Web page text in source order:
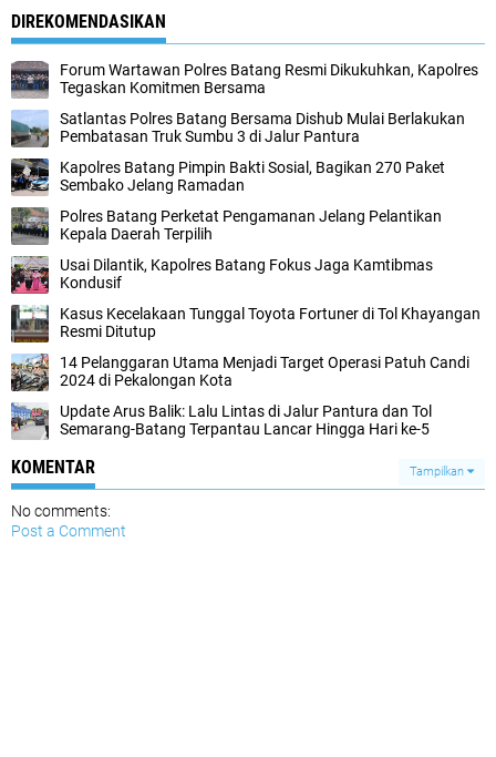
DIREKOMENDASIKAN
Forum Wartawan Polres Batang Resmi Dikukuhkan, Kapolres
Tegaskan Komitmen Bersama
Satlantas Polres Batang Bersama Dishub Mulai Berlakukan
Pembatasan Truk Sumbu 3 di Jalur Pantura
Kapolres Batang Pimpin Bakti Sosial, Bagikan 270 Paket
Sembako Jelang Ramadan
Polres Batang Perketat Pengamanan Jelang Pelantikan
Kepala Daerah Terpilih
Usai Dilantik, Kapolres Batang Fokus Jaga Kamtibmas
Kondusif
Kasus Kecelakaan Tunggal Toyota Fortuner di Tol Khayangan
Resmi Ditutup
14 Pelanggaran Utama Menjadi Target Operasi Patuh Candi
2024 di Pekalongan Kota
Update Arus Balik: Lalu Lintas di Jalur Pantura dan Tol
Semarang-Batang Terpantau Lancar Hingga Hari ke-5
KOMENTAR Tampilkan
No comments:
Post a Comment